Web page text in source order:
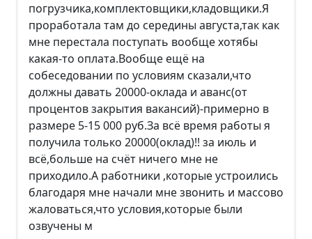
погрузчика,комплектовщики,кладовщики.Я
проработала там до середины августа,так как
мне перестала поступать вообще хотябы
какая-то оплата.Вообще ещё на
собеседовании по условиям сказали,что
должны давать 20000-оклада и аванс(от
процентов закрытия вакансий)-примерно в
размере 5-15 000 руб.За всё время работы я
получила только 20000(оклад)!! за июль и
всё,больше на счёт ничего мне не
приходило.А работники ,которые устроились
благодаря мне начали мне звонить и массово
жаловаться,что условия,которые были
озвучены м